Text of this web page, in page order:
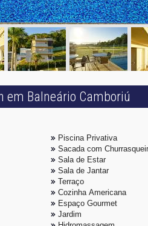
em Balneário Camboriú
Piscina Privativa
Sacada com
Sala de Estar
Sala de Jantar
Terraço
Cozinha Americana
Espaço Gourmet
Jardim